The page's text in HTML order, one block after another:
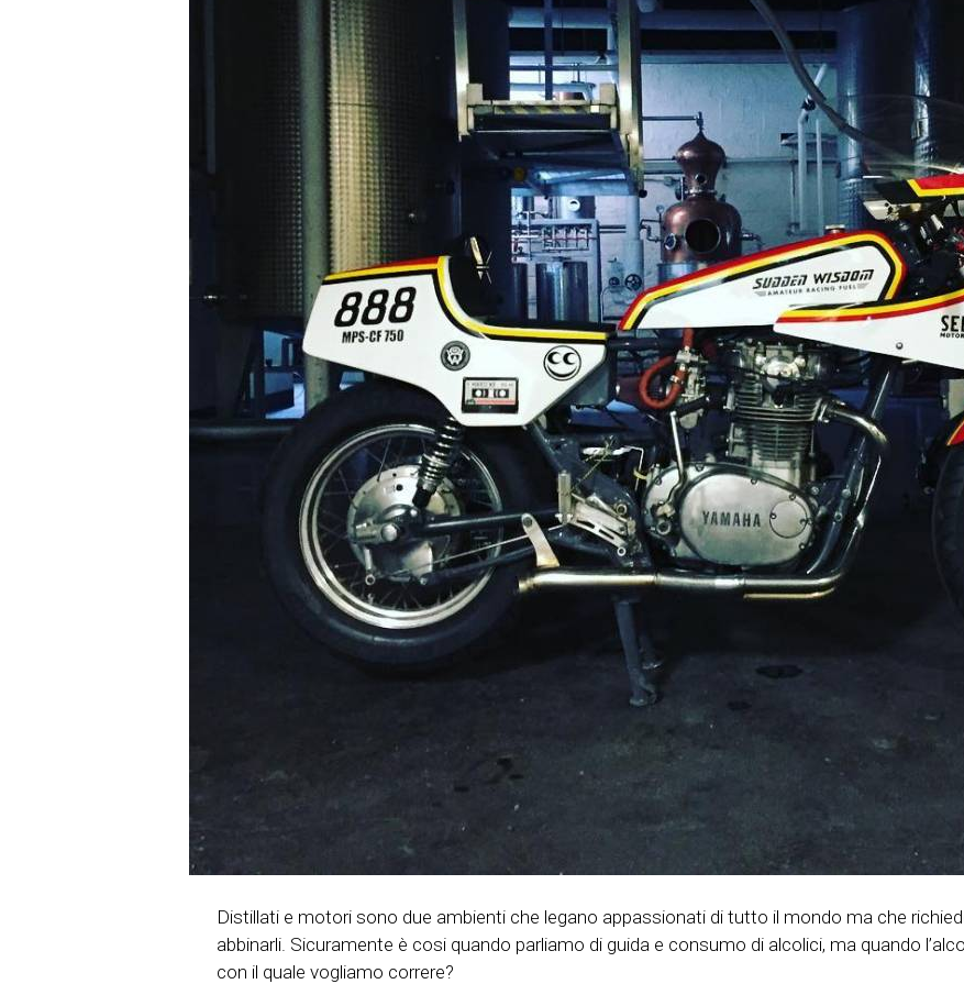
Distillati e motori sono due ambienti che legano appassionati di tutto il mondo ma che
abbinarli. Sicuramente è cosi quando parliamo di guida e consumo di alcolici, ma quando
con il quale vogliamo correre?